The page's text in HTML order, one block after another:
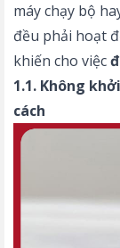
máy chạy bộ
đều phải hoạt
khiến cho việc
1.1. Không
cách